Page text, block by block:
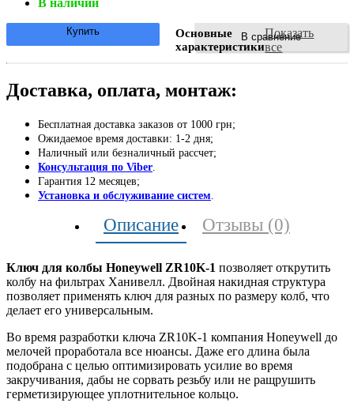
В сравнение
Купить
Основные
характеристики
Показать
все
Доставка, оплата, монтаж:
Бесплатная доставка заказов от 1000 грн;
Ожидаемое время доставки: 1-2 дня;
Наличный или безналичный рассчет;
Консультация по Viber
Гарантия 12 месяцев;
Установка и обслуживание систем
Описание Отзывы (0)
Ключ для колбы Honeywell ZR10K-1 позволяет открутить
колбу на фильтрах Ханивелл. Двойная накидная структура
позволяет применять ключ для разных по размеру колб, что
делает его универсальным.
Во время разработки ключа ZR10K-1 компания Honeywell до
мелочей проработала все нюансы. Даже его длина была
подобрана с целью оптимизировать усилие во время
закручивания, дабы не сорвать резьбу или не ращрушить
герметизирующее уплотнительное кольцо.